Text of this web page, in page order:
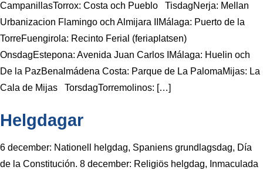
CampanillasTorrox: Costa och Pueblo TisdagNerja: Mellan
Urbanizacion Flamingo och Almijara IIMálaga: Puerto de la
TorreFuengirola: Recinto Ferial (feriaplatsen)
OnsdagEstepona: Avenida Juan Carlos IMálaga: Huelin och
De la PazBenalmádena Costa: Parque de La PalomaMijas: La
Cala de Mijas TorsdagTorremolinos: […]
Helgdagar
6 december: Nationell helgdag, Spaniens grundlagsdag, Día
de la Constitución. 8 december: Religiös helgdag, Inmaculada